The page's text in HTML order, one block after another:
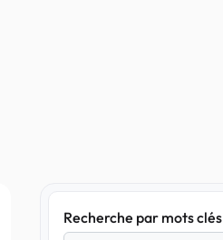
Recherche par mots clés